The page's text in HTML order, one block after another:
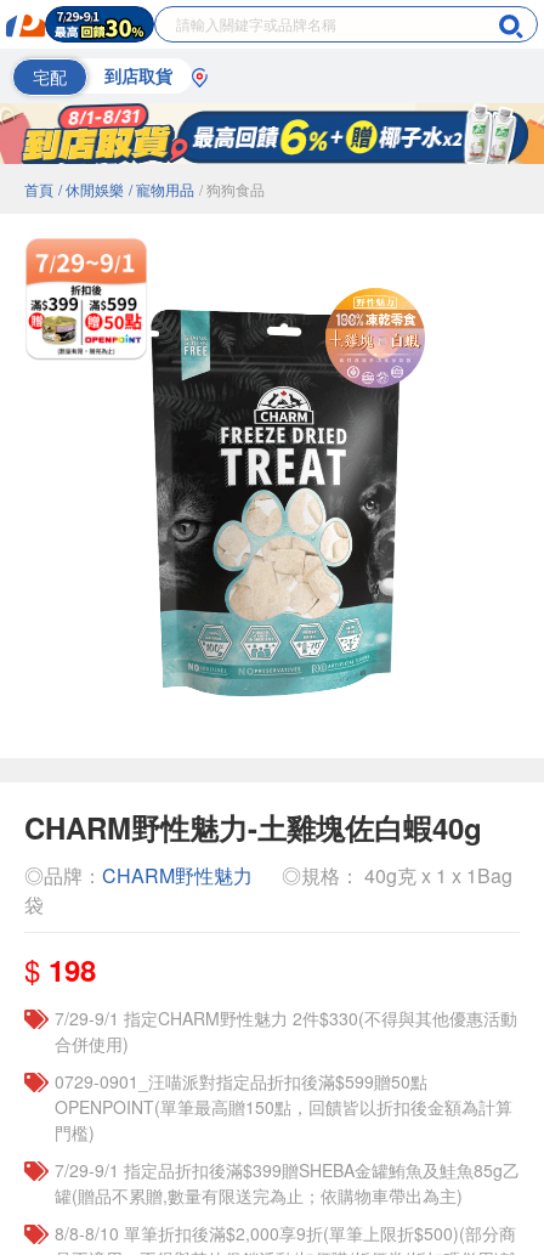
宅配 到店取貨
首頁 / 休閒娛樂 / 寵物用品 / 狗狗食品
CHARM野性魅力-土雞塊佐白蝦40g
◎品牌： CHARM野性魅力
◎規格： 40g克 x 1 x 1Bag
袋
$ 198
7/29-9/1 指定CHARM野性魅力 2件$330(不得與其他優惠活動
合併使用)
0729-0901_汪喵派對指定品折扣後滿$599贈50點
OPENPOINT(單筆最高贈150點，回饋皆以折扣後金額為計算
門檻)
7/29-9/1 指定品折扣後滿$399贈SHEBA金罐鮪魚及鮭魚85g乙
罐(贈品不累贈,數量有限送完為止；依購物車帶出為主)
8/8-8/10 單筆折扣後滿$2,000享9折(單筆上限折$500)(部分商